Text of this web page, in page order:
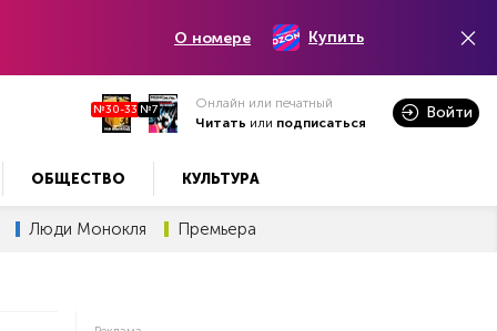
О номере Купить
№30-33 №7
Онлайн или печатный
Читать или подписаться
Войти
ОБЩЕСТВО КУЛЬТУРА
Люди Монокля Премьера